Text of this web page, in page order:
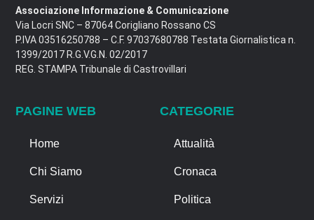
Associazione Informazione & Comunicazione
Via Locri SNC – 87064 Corigliano Rossano CS
P.IVA 03516250788 – C.F. 97037680788 Testata Giornalistica n.
1399/2017 R.G.V.G.N. 02/2017
REG. STAMPA Tribunale di Castrovillari
PAGINE WEB
Home
Chi Siamo
Servizi
CATEGORIE
Attualità
Cronaca
Politica